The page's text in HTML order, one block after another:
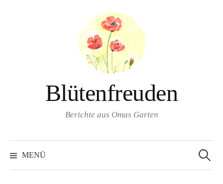
Blütenfreuden
Berichte aus Omas Garten
MENÜ
nach: